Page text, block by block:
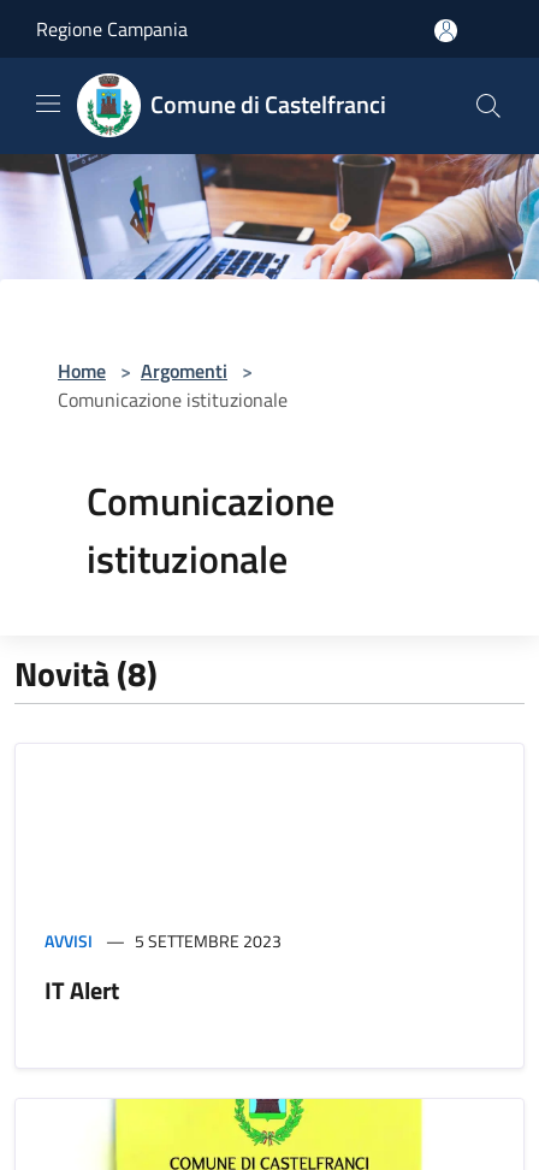
Regione Campania
Comune di Castelfranci
Home > Argomenti >
Comunicazione istituzionale
Comunicazione
istituzionale
Novità (8)
AVVISI 5 SETTEMBRE 2023
IT Alert